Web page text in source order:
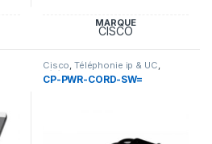
MARQUE
CISCO
Cisco ,Téléphonie ip & UC
Téléphonie IP et Accessoires
Cisco
CP-PWR-CORD-SW=